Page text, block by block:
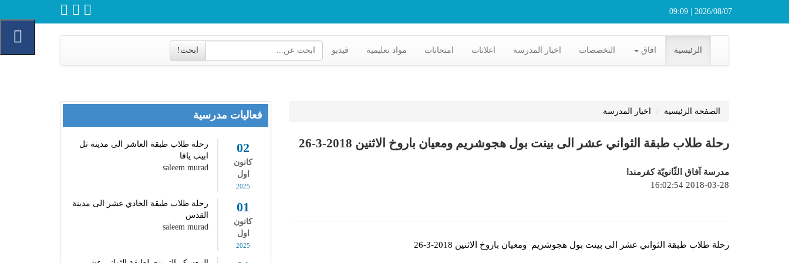
2026/08/07 | 09:09
الرئيسية افاق التخصصات اخبار المدرسة اعلاتات امتحانات مواد تعليمية فيديو ابحث!
الصفحة الرئيسية اخبار المدرسة
رحلة طلاب طبقة الثواني عشر الى بينت بول هجوشريم ومعيان باروخ الاثنين 2018-3-26
مدرسة آفاق الثّانويّة كفرمندا
2018-03-28 16:02:54
رحلة طلاب طبقة الثواني عشر الى بينت بول هجوشريم ومعيان باروخ الاثنين 2018-3-26
فعاليات مدرسية
02
كانون
اول
2025
رحلة طلاب طبقة العاشر الى مدينة تل
ابيب يافا
saleem murad
01
كانون
اول
2025
رحلة طلاب طبقة الحادي عشر الى مدينة
القدس
saleem murad